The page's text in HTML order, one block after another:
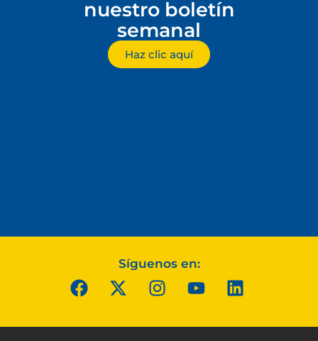
nuestro boletín
semanal
Haz clic aquí
Síguenos en: